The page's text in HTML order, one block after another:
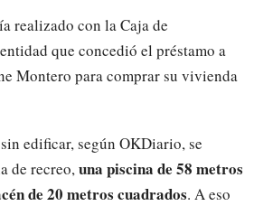
realizado con la Caja de
que concedió el préstamo a
Montero para comprar su vivienda
edificar, según OKDiario, se
de recreo,una piscina de 58 metros
de 20 metros cuadrados. A eso